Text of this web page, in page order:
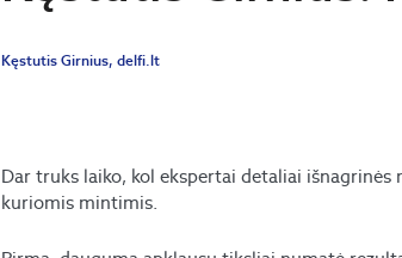
Kęstutis Girnius, delfi.lt
Dar truks laiko, kol ekspertai detaliai
kuriomis mintimis.